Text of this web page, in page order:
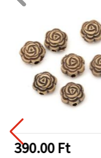
390.00 Ft